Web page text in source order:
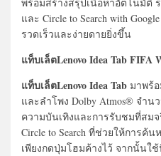
และ Circle to Search with
รวดเร็วและง่ายดายยิ่งขึ้น
แท็บเล็ตLenovo Idea Tab
แท็บเล็ตLenovo Idea Tab มาพร้
และลำโพง Dolby Atmos® จำ
ความบันเทิงและการรับชมที่สมจ
Circle to Search ที่ช่วยให้การค้
เพียงกดปุ่มโฮมค้างไว้ จากนั้นใช้